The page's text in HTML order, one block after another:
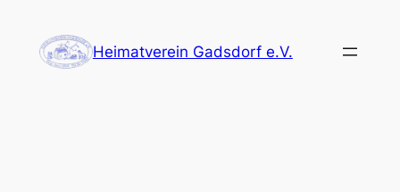
Inhalt
springen
Heimatverein Gadsdorf e.V.